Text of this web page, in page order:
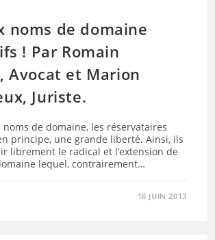
noms de domaine
! Par Romain
Avocat et Marion
Juriste.
noms de domaine, les réservataires
principe, une grande liberté. Ainsi, ils
librement le radical et l’extension de
lequel, contrairement…
18 JUIN 2013